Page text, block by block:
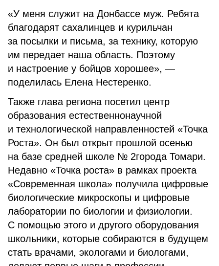
«У меня служит на Донбассе муж. Ребята
благодарят сахалинцев и курильчан
за посылки и письма, за технику, которую
им передает наша область. Поэтому
и настроение у бойцов хорошее», —
поделилась Елена Нестеренко.
Также глава региона посетил центр
образования естественнонаучной
и технологической направленностей «Точка
Роста». Он был открыт прошлой осенью
на базе средней школе № 2города Томари.
Недавно «Точка роста» в рамках проекта
«Современная школа» получила цифровые
биологические микроскопы и цифровые
лаборатории по биологии и физиологии.
С помощью этого и другого оборудования
школьники, которые собираются в будущем
стать врачами, экологами и биологами,